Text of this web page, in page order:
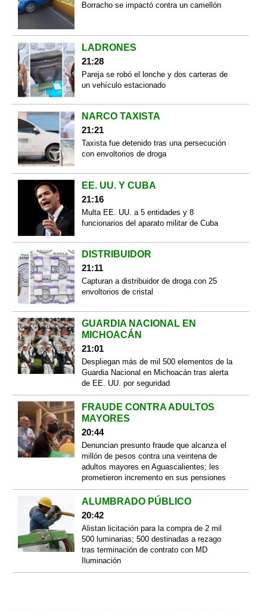
Borracho se impactó contra un camellón
LADRONES
21:28
Pareja se robó el lonche y dos carteras de
un vehículo estacionado
NARCO TAXISTA
21:21
Taxista fue detenido tras una persecución
con envoltorios de droga
EE. UU. Y CUBA
21:16
Multa EE. UU. a 5 entidades y 8
funcionarios del aparato militar de Cuba
DISTRIBUIDOR
21:11
Capturan a distribuidor de droga con 25
envoltorios de cristal
GUARDIA NACIONAL EN
MICHOACÁN
21:01
Despliegan más de mil 500 elementos de la
Guardia Nacional en Michoacán tras alerta
de EE. UU. por seguridad
FRAUDE CONTRA ADULTOS
MAYORES
20:44
Denuncian presunto fraude que alcanza el
millón de pesos contra una veintena de
adultos mayores en Aguascalientes; les
prometieron incremento en sus pensiones
ALUMBRADO PÚBLICO
20:42
Alistan licitación para la compra de 2 mil
500 luminarias; 500 destinadas a rezago
tras terminación de contrato con MD
Iluminación